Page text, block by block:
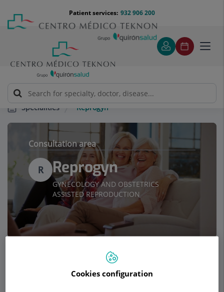
content
Menú
teléfono
cabecera
932 906 200
Patient services:
Specialities Reprogyn
Consultation area
R Reprogyn
GYNECOLOGY AND OBSTETRICS
ASSISTED REPRODUCTION
Contact
Make an appointment
Cookies configuration